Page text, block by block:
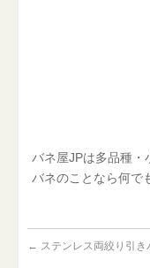
バネ屋JPは多品種・
バネのことなら何で
← ステンレス両絞り引き